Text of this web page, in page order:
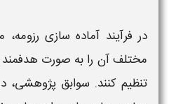
در فرآیند آماده سازی رزومه،
مختلف آن را به صورت
تنظیم کنند. سوابق پژوهشی،